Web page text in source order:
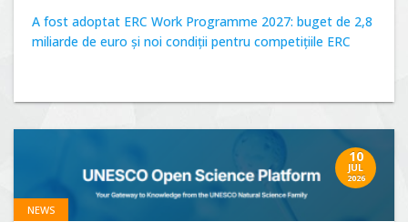
A fost adoptat ERC Work Programme 2027: buget de 2,8
miliarde de euro și noi condiții pentru competițiile ERC
10
JUL
2026
NEWS